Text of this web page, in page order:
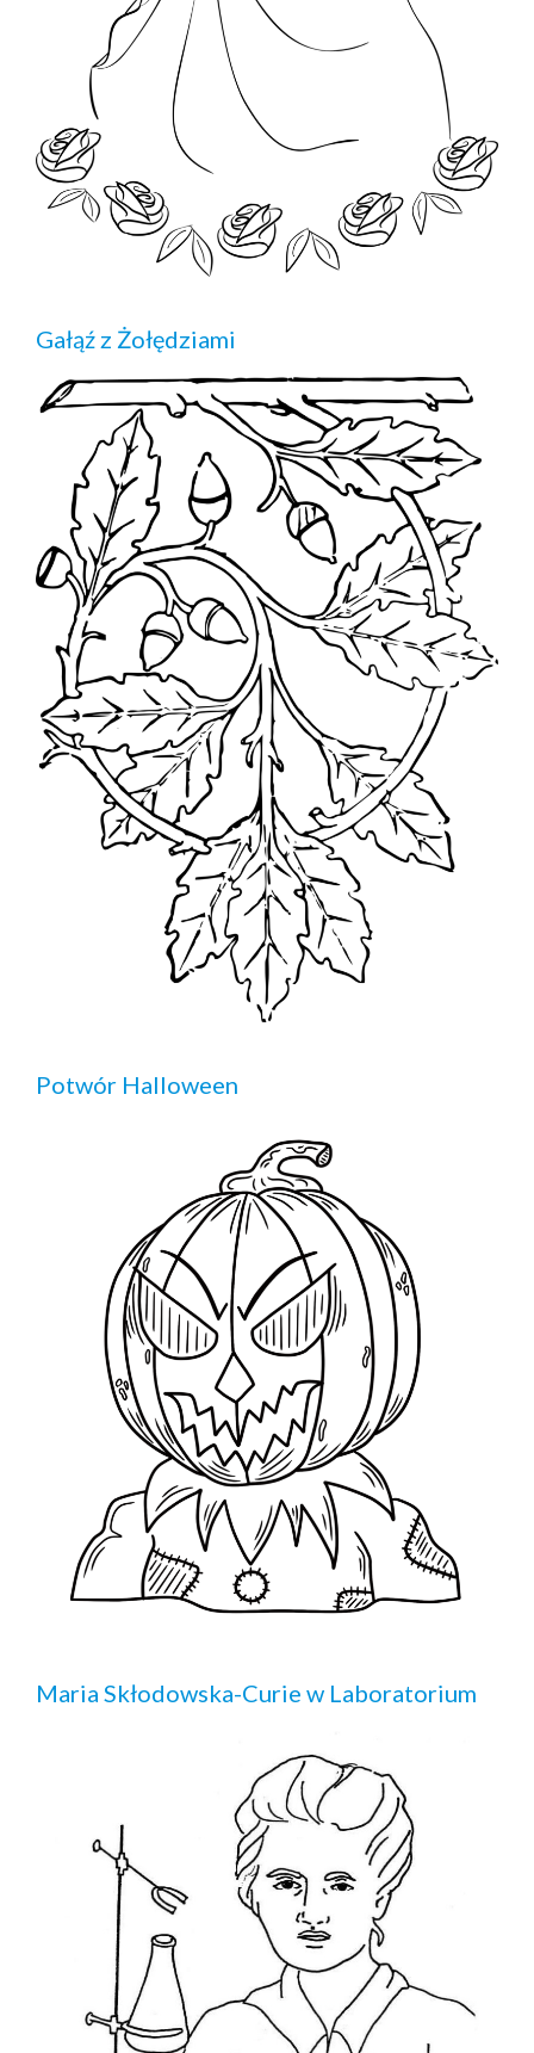
Gałąź z Żołędziami
Potwór Halloween
Maria Skłodowska-Curie w Laboratorium